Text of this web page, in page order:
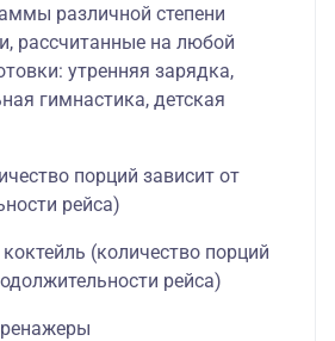
различной степени
рассчитанные на любой
утренняя зарядка,
гимнастика, детская
порций зависит от
рейса)
(количество порций
рейса)